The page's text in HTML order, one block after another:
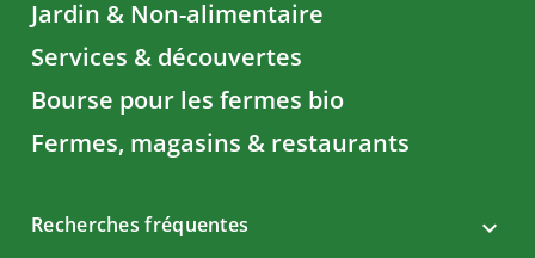
Jardin & Non-alimentaire
Services & découvertes
Bourse pour les fermes bio
Fermes, magasins & restaurants
Recherches fréquentes